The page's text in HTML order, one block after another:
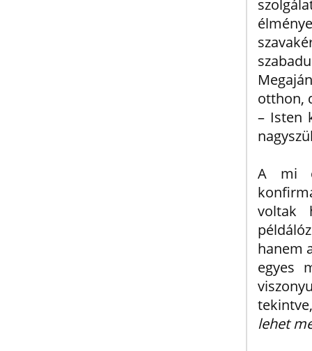
otthon,
– Isten
A mi
voltak
hanem
egyes
lehet